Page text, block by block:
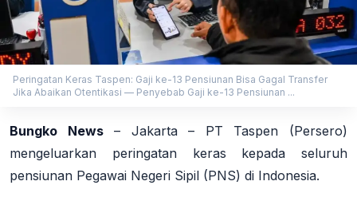
Peringatan Keras Taspen: Gaji ke-13 Pensiunan Bisa Gagal Transfer
Jika Abaikan Otentikasi — Penyebab Gaji ke-13 Pensiunan ...
Bungko News– Jakarta– PT Taspen (Persero)
mengeluarkan peringatan keras kepada seluruh
pensiunan Pegawai Negeri Sipil (PNS) di Indonesia.